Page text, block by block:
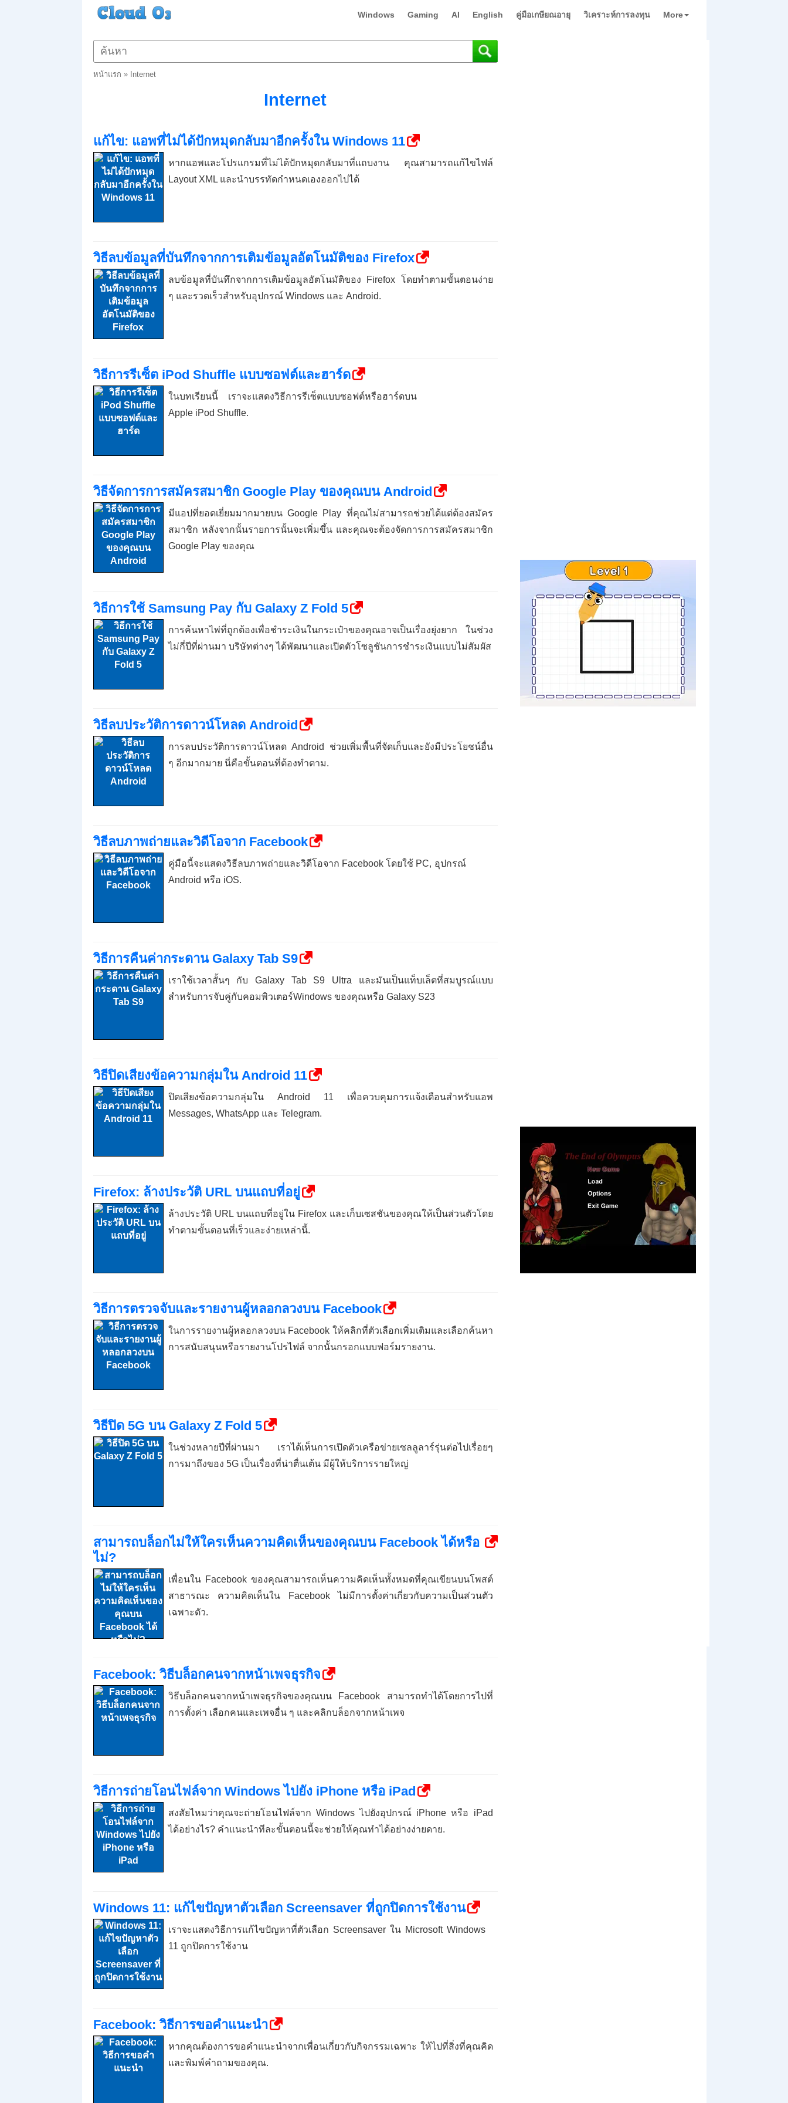
Windows Gaming AI English คู่มือเกษียณอายุ วิเคราะห์การลงทุน More
หน้าแรก » Internet
Internet
แก้ไข: แอพที่ไม่ได้ปักหมุดกลับมาอีกครั้งใน Windows 11
หากแอพและโปรแกรมที่ไม่ได้ปักหมุดกลับมาที่แถบงาน คุณสามารถแก้ไขไฟล์
Layout XML และนำบรรทัดกำหนดเองออกไปได้
วิธีลบข้อมูลที่บันทึกจากการเติมข้อมูลอัตโนมัติของ Firefox
ลบข้อมูลที่บันทึกจากการเติมข้อมูลอัตโนมัติของ Firefox โดยทำตามขั้นตอนง่าย
ๆ และรวดเร็วสำหรับอุปกรณ์ Windows และ Android.
วิธีการรีเซ็ต iPod Shuffle แบบซอฟต์และฮาร์ด
ในบทเรียนนี้ เราจะแสดงวิธีการรีเซ็ตแบบซอฟต์หรือฮาร์ดบน
Apple iPod Shuffle.
วิธีจัดการการสมัครสมาชิก Google Play ของคุณบน Android
มีแอปที่ยอดเยี่ยมมากมายบน Google Play ที่คุณไม่สามารถช่วยได้แต่ต้องสมัคร
สมาชิก หลังจากนั้นรายการนั้นจะเพิ่มขึ้น และคุณจะต้องจัดการการสมัครสมาชิก
Google Play ของคุณ
วิธีการใช้ Samsung Pay กับ Galaxy Z Fold 5
การค้นหาไพ่ที่ถูกต้องเพื่อชำระเงินในกระเป๋าของคุณอาจเป็นเรื่องยุ่งยาก ในช่วง
ไม่กี่ปีที่ผ่านมา บริษัทต่างๆ ได้พัฒนาและเปิดตัวโซลูชันการชำระเงินแบบไม่สัมผัส
วิธีลบประวัติการดาวน์โหลด Android
การลบประวัติการดาวน์โหลด Android ช่วยเพิ่มพื้นที่จัดเก็บและยังมีประโยชน์อื่น
ๆ อีกมากมาย นี่คือขั้นตอนที่ต้องทำตาม.
วิธีลบภาพถ่ายและวิดีโอจาก Facebook
คู่มือนี้จะแสดงวิธีลบภาพถ่ายและวิดีโอจาก Facebook โดยใช้ PC, อุปกรณ์
Android หรือ iOS.
วิธีการคืนค่ากระดาน Galaxy Tab S9
เราใช้เวลาสั้นๆ กับ Galaxy Tab S9 Ultra และมันเป็นแท็บเล็ตที่สมบูรณ์แบบ
สำหรับการจับคู่กับคอมพิวเตอร์Windows ของคุณหรือ Galaxy S23
วิธีปิดเสียงข้อความกลุ่มใน Android 11
ปิดเสียงข้อความกลุ่มใน Android 11 เพื่อควบคุมการแจ้งเตือนสำหรับแอพ
Messages, WhatsApp และ Telegram.
Firefox: ล้างประวัติ URL บนแถบที่อยู่
ล้างประวัติ URL บนแถบที่อยู่ใน Firefox และเก็บเซสชันของคุณให้เป็นส่วนตัวโดย
ทำตามขั้นตอนที่เร็วและง่ายเหล่านี้.
วิธีการตรวจจับและรายงานผู้หลอกลวงบน Facebook
ในการรายงานผู้หลอกลวงบน Facebook ให้คลิกที่ตัวเลือกเพิ่มเติมและเลือกค้นหา
การสนับสนุนหรือรายงานโปรไฟล์ จากนั้นกรอกแบบฟอร์มรายงาน.
วิธีปิด 5G บน Galaxy Z Fold 5
ในช่วงหลายปีที่ผ่านมา เราได้เห็นการเปิดตัวเครือข่ายเซลลูลาร์รุ่นต่อไปเรื่อยๆ
การมาถึงของ 5G เป็นเรื่องที่น่าตื่นเต้น มีผู้ให้บริการรายใหญ่
สามารถบล็อกไม่ให้ใครเห็นความคิดเห็นของคุณบน Facebook ได้หรือ
ไม่?
เพื่อนใน Facebook ของคุณสามารถเห็นความคิดเห็นทั้งหมดที่คุณเขียนบนโพสต์
สาธารณะ ความคิดเห็นใน Facebook ไม่มีการตั้งค่าเกี่ยวกับความเป็นส่วนตัว
เฉพาะตัว.
Facebook: วิธีบล็อกคนจากหน้าเพจธุรกิจ
วิธีบล็อกคนจากหน้าเพจธุรกิจของคุณบน Facebook สามารถทำได้โดยการไปที่
การตั้งค่า เลือกคนและเพจอื่น ๆ และคลิกบล็อกจากหน้าเพจ
วิธีการถ่ายโอนไฟล์จาก Windows ไปยัง iPhone หรือ iPad
สงสัยไหมว่าคุณจะถ่ายโอนไฟล์จาก Windows ไปยังอุปกรณ์ iPhone หรือ iPad
ได้อย่างไร? คำแนะนำทีละขั้นตอนนี้จะช่วยให้คุณทำได้อย่างง่ายดาย.
Windows 11: แก้ไขปัญหาตัวเลือก Screensaver ที่ถูกปิดการใช้งาน
เราจะแสดงวิธีการแก้ไขปัญหาที่ตัวเลือก Screensaver ใน Microsoft Windows
11 ถูกปิดการใช้งาน
Facebook: วิธีการขอคำแนะนำ
หากคุณต้องการขอคำแนะนำจากเพื่อนเกี่ยวกับกิจกรรมเฉพาะ ให้ไปที่สิ่งที่คุณคิด
และพิมพ์คำถามของคุณ.